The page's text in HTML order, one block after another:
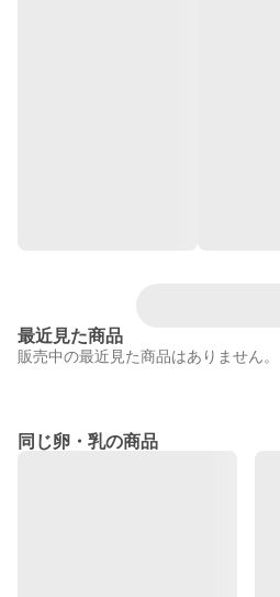
最近見た商品
販売中の最近見た商品はありません。
同じ卵・乳の商品